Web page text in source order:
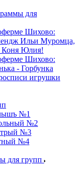
для
Шихово:
Ильи Муромца,
Коня Юлия!
Шихово:
- Горбунка
игрушки
№1
№2
№3
№4
для групп